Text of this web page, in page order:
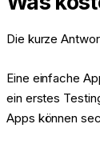
Die kurze
Eine einfache
ein erstes
Apps können